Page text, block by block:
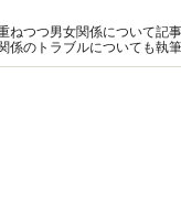
ねつつ男女関係について記
のトラブルについても執